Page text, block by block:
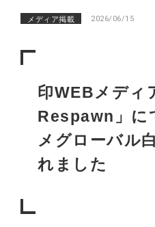
メディア掲載 2026/06/15
印WEBメデ
Respawn」に
メグローバル
れました